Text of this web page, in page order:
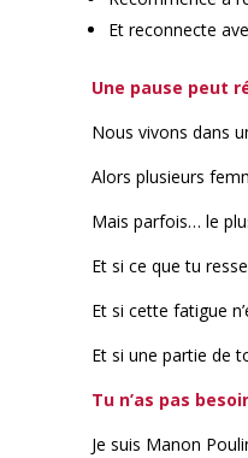
Et reconnecte
Une pause peut
Nous vivons dans
Alors plusieurs
Mais parfois… le
Et si ce que tu
Et si cette fatigue
Et si une partie de
Tu n’as pas
Je suis Manon